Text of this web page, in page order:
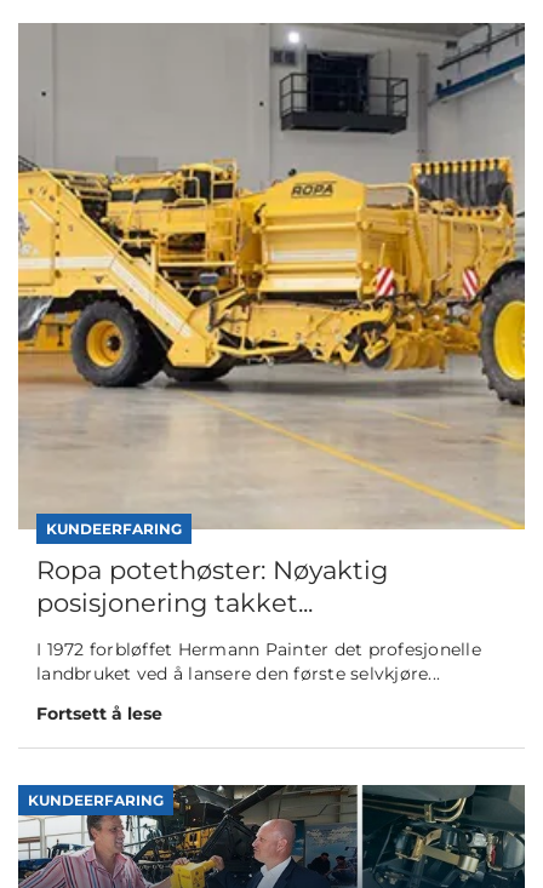
KUNDEERFARING
Ropa potethøster: Nøyaktig
posisjonering takket...
I 1972 forbløffet Hermann Painter det profesjonelle
landbruket ved å lansere den første selvkjøre...
Fortsett å lese
KUNDEERFARING